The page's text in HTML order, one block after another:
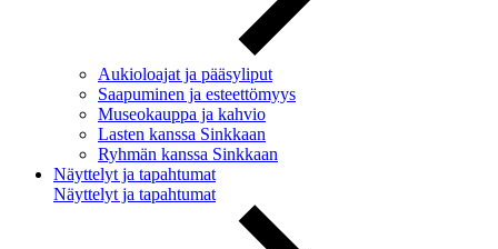
Aukioloajat ja pääsyliput
Saapuminen ja esteettömyys
Museokauppa ja kahvio
Lasten kanssa Sinkkaan
Ryhmän kanssa Sinkkaan
Näyttelyt ja tapahtumat
Näyttelyt ja tapahtumat